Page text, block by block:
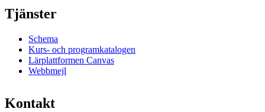
Tjänster
Schema
Kurs- och programkatalogen
Lärplattformen Canvas
Webbmejl
Kontakt